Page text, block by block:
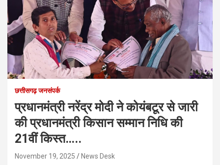
छत्तीसगढ़ जनसंपर्क
प्रधानमंत्री नरेंद्र मोदी ने कोयंबटूर से जारी
की प्रधानमंत्री किसान सम्मान निधि की
21वीं किस्त…..
November 19, 2025 News Desk